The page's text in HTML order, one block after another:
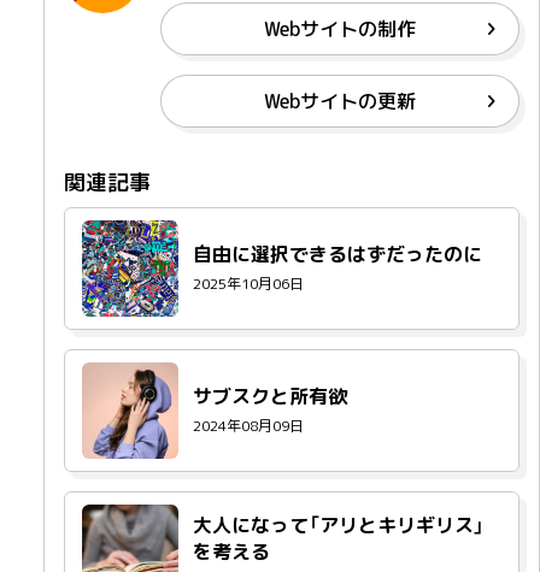
Webサイトの制作
Webサイトの更新
自由に選択できるはずだったのに
2025年10月06日
サブスクと所有欲
2024年08月09日
大人になって「アリとキリギリス」
を考える